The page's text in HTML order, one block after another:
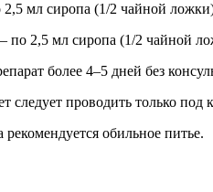
мл сиропа (1/2 чайной ложки)
по 2,5 мл сиропа (1/2 чайной
более 4–5 дней без
следует проводить только под
обильное питье.